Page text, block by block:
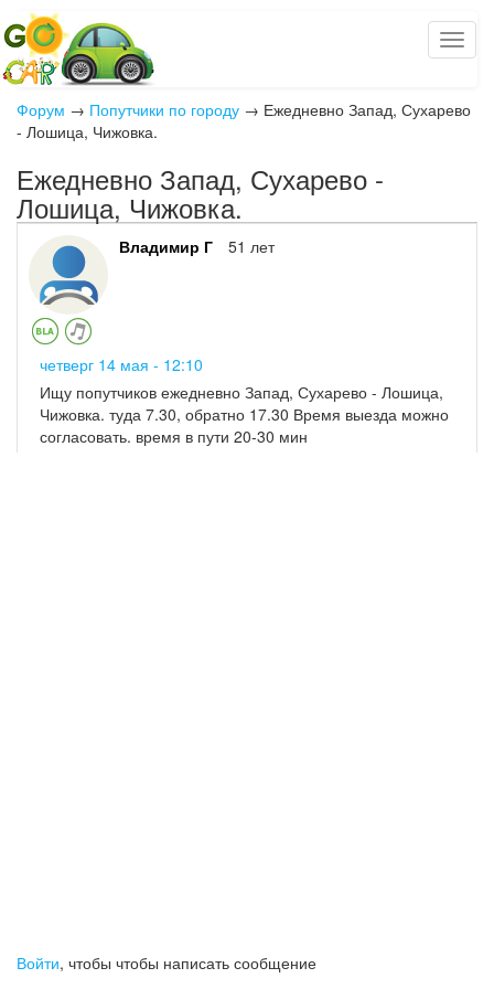
Форум → Попутчики по городу → Ежедневно Запад, Сухарево
- Лошица, Чижовка.
Ежедневно Запад, Сухарево -
Лошица, Чижовка.
Владимир Г 51 лет
четверг 14 мая - 12:10
Ищу попутчиков ежедневно Запад, Сухарево - Лошица,
Чижовка. туда 7.30, обратно 17.30 Время выезда можно
согласовать. время в пути 20-30 мин
Войти, чтобы чтобы написать сообщение